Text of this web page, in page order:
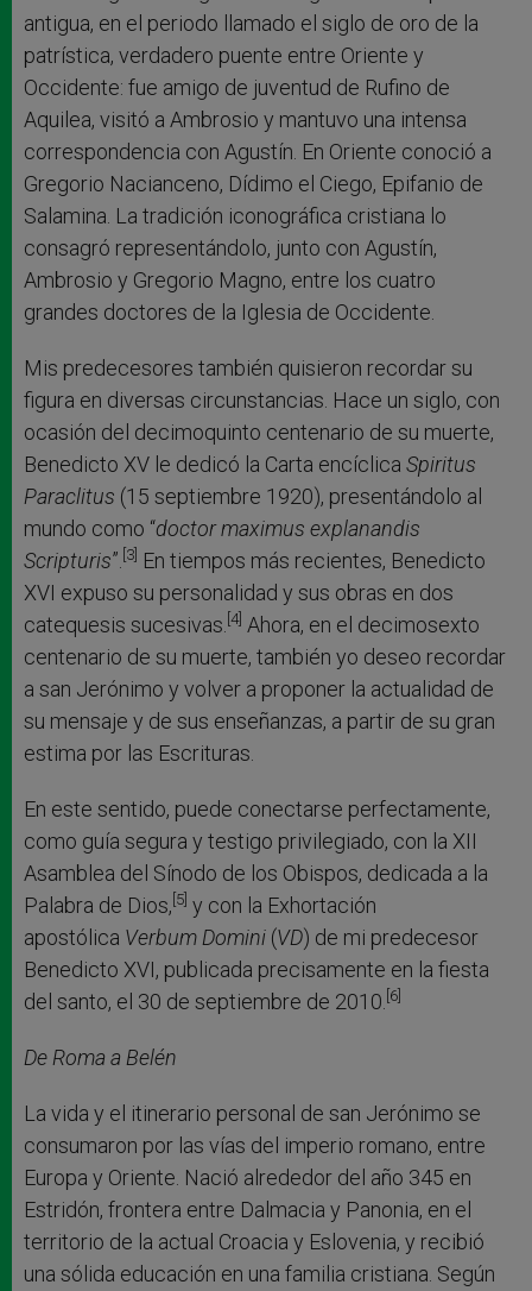
antigua, en el periodo llamado el siglo de oro de la
patrística, verdadero puente entre Oriente y
Occidente: fue amigo de juventud de Rufino de
Aquilea, visitó a Ambrosio y mantuvo una intensa
correspondencia con Agustín. En Oriente conoció a
Gregorio Nacianceno, Dídimo el Ciego, Epifanio de
Salamina. La tradición iconográfica cristiana lo
consagró representándolo, junto con Agustín,
Ambrosio y Gregorio Magno, entre los cuatro
grandes doctores de la Iglesia de Occidente.
Mis predecesores también quisieron recordar su
figura en diversas circunstancias. Hace un siglo, con
ocasión del decimoquinto centenario de su muerte,
Benedicto XV le dedicó la Carta encíclica Spiritus
Paraclitus (15 septiembre 1920), presentándolo al
mundo como “doctor maximus explanandis
Scripturis”. [3] En tiempos más recientes, Benedicto
XVI expuso su personalidad y sus obras en dos
catequesis sucesivas. [4] Ahora, en el decimosexto
centenario de su muerte, también yo deseo recordar
a san Jerónimo y volver a proponer la actualidad de
su mensaje y de sus enseñanzas, a partir de su gran
estima por las Escrituras.
En este sentido, puede conectarse perfectamente,
como guía segura y testigo privilegiado, con la XII
Asamblea del Sínodo de los Obispos, dedicada a la
Palabra de Dios,[5] y con la Exhortación
apostólica Verbum Domini (VD) de mi predecesor
Benedicto XVI, publicada precisamente en la fiesta
del santo, el 30 de septiembre de 2010. [6]
De Roma a Belén
La vida y el itinerario personal de san Jerónimo se
consumaron por las vías del imperio romano, entre
Europa y Oriente. Nació alrededor del año 345 en
Estridón, frontera entre Dalmacia y Panonia, en el
territorio de la actual Croacia y Eslovenia, y recibió
una sólida educación en una familia cristiana. Según